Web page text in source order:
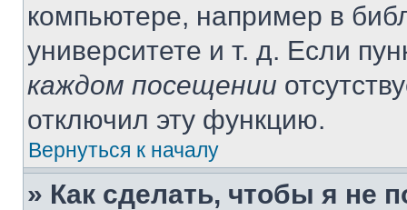
компьютере, например в
университете и т. д. Если
каждом посещении
отключил эту функцию.
Вернуться к началу
» Как сделать, чтобы я не